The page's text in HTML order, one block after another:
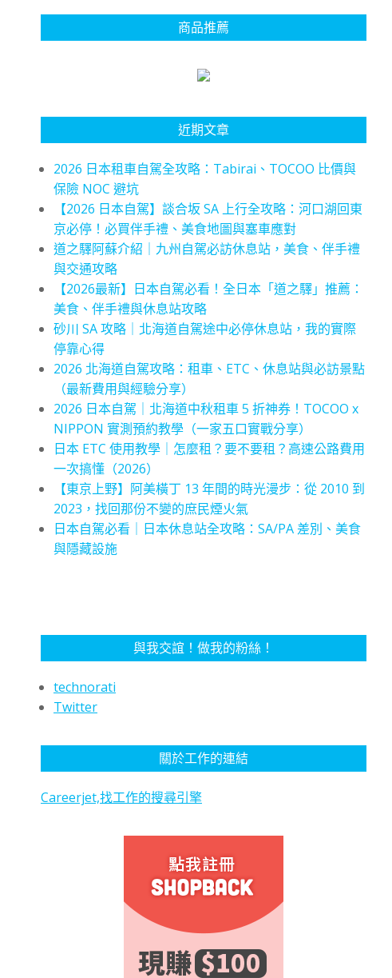
商品推薦
近期文章
2026 日本租車自駕全攻略：Tabirai、TOCOO 比價與
保險 NOC 避坑
【2026 日本自駕】談合坂 SA 上行全攻略：河口湖回東
京必停！必買伴手禮、美食地圖與塞車應對
道之驛阿蘇介紹｜九州自駕必訪休息站，美食、伴手禮
與交通攻略
【2026最新】日本自駕必看！全日本「道之驛」推薦：
美食、伴手禮與休息站攻略
砂川 SA 攻略｜北海道自駕途中必停休息站，我的實際
停靠心得
2026 北海道自駕攻略：租車、ETC、休息站與必訪景點
（最新費用與經驗分享）
2026 日本自駕｜北海道中秋租車 5 折神券！TOCOO x
NIPPON 實測預約教學（一家五口實戰分享）
日本 ETC 使用教學｜怎麼租？要不要租？高速公路費用
一次搞懂（2026）
【東京上野】阿美橫丁 13 年間的時光漫步：從 2010 到
2023，找回那份不變的庶民煙火氣
日本自駕必看｜日本休息站全攻略：SA/PA 差別、美食
與隱藏設施
與我交誼！做我的粉絲！
technorati
Twitter
關於工作的連結
Careerjet,找工作的搜尋引擎